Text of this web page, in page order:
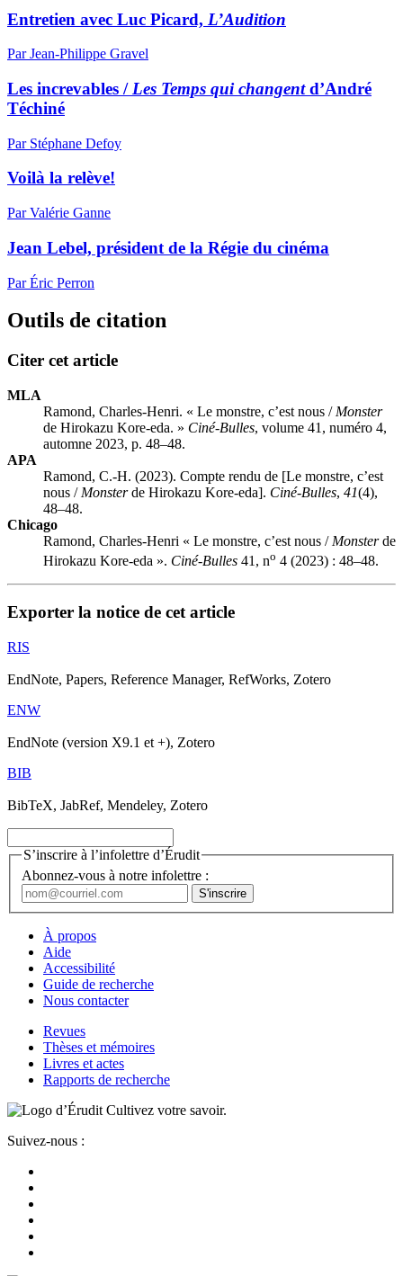
Entretien avec Luc Picard, L’Audition
Par Jean-Philippe Gravel
Les increvables / Les Temps qui changentd’André
Téchiné
Par Stéphane Defoy
Voilà la relève!
Par Valérie Ganne
Jean Lebel, président de la Régie du cinéma
Par Éric Perron
Outils de citation
Citer cet article
MLA
Ramond, Charles-Henri. « Le monstre, c’est nous / Monster
de Hirokazu Kore-eda. » Ciné-Bulles, volume 41, numéro 4,
automne 2023, p. 48–48.
APA
Ramond, C.-H. (2023). Compte rendu de [Le monstre, c’est
nous / Monsterde Hirokazu Kore-eda]. Ciné-Bulles, 41(4),
48–48.
Chicago
Ramond, Charles-Henri « Le monstre, c’est nous / Monsterde
Hirokazu Kore-eda ». Ciné-Bulles 41, no 4 (2023) : 48–48.
Exporter la notice de cet article
RIS
EndNote, Papers, Reference Manager, RefWorks, Zotero
ENW
EndNote (version X9.1 et +), Zotero
BIB
BibTeX, JabRef, Mendeley, Zotero
S’inscrire à l’infolettre d’Érudit
Abonnez-vous à notre infolettre :
À propos
Aide
Accessibilité
Guide de recherche
Nous contacter
Revues
Thèses et mémoires
Livres et actes
Rapports de recherche
Cultivez votre savoir.
Suivez-nous :